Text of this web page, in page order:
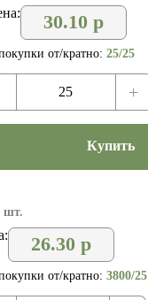
30.10 р
от/кратно: 25/25
+
Купить
шт.
26.30 р
от/кратно: 3800/25